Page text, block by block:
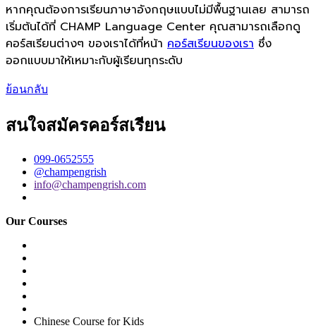
หากคุณต้องการเรียนภาษาอังกฤษแบบไม่มีพื้นฐานเลย สามารถ
เริ่มต้นได้ที่ CHAMP Language Center คุณสามารถเลือกดู
คอร์สเรียนต่างๆ ของเราได้ที่หน้า คอร์สเรียนของเรา ซึ่ง
ออกแบบมาให้เหมาะกับผู้เรียนทุกระดับ
ย้อนกลับ
สนใจสมัครคอร์สเรียน
099-0652555
@champengrish
info@champengrish.com
Our Courses
Chinese Course for Kids